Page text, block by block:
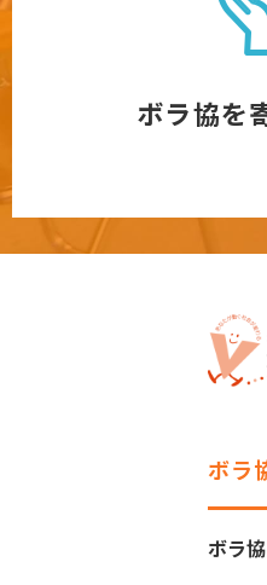
ボラ協を
ボラ
ボラ